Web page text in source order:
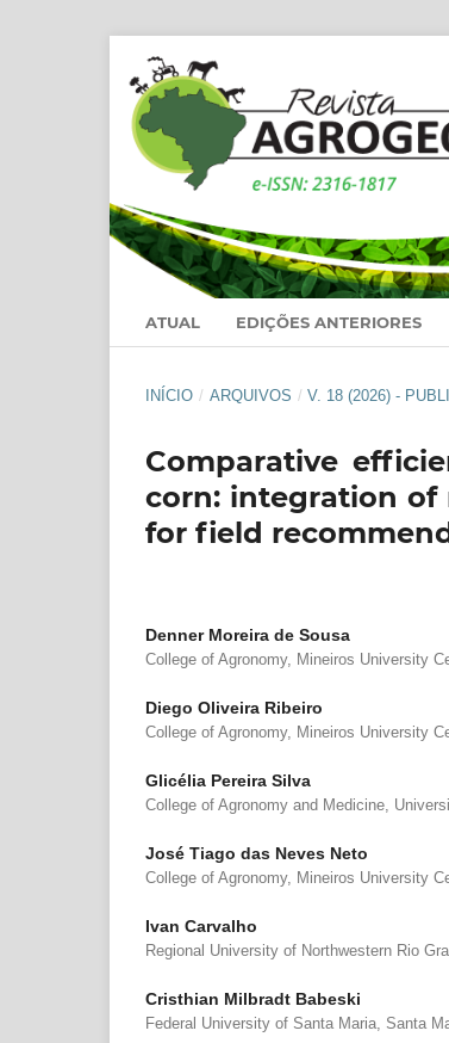
ATUAL EDIÇÕES ANTERIORES
INÍCIO / ARQUIVOS / V. 18 (2026) -
Comparative
corn: integration of
for field
Denner Moreira de Sousa
College of Agronomy, Mineiros University
Diego Oliveira Ribeiro
College of Agronomy, Mineiros University
Glicélia Pereira Silva
College of Agronomy and Medicine,
José Tiago das Neves Neto
College of Agronomy, Mineiros University
Ivan Carvalho
Regional University of Northwestern Rio
Cristhian Milbradt Babeski
Federal University of Santa Maria, Santa